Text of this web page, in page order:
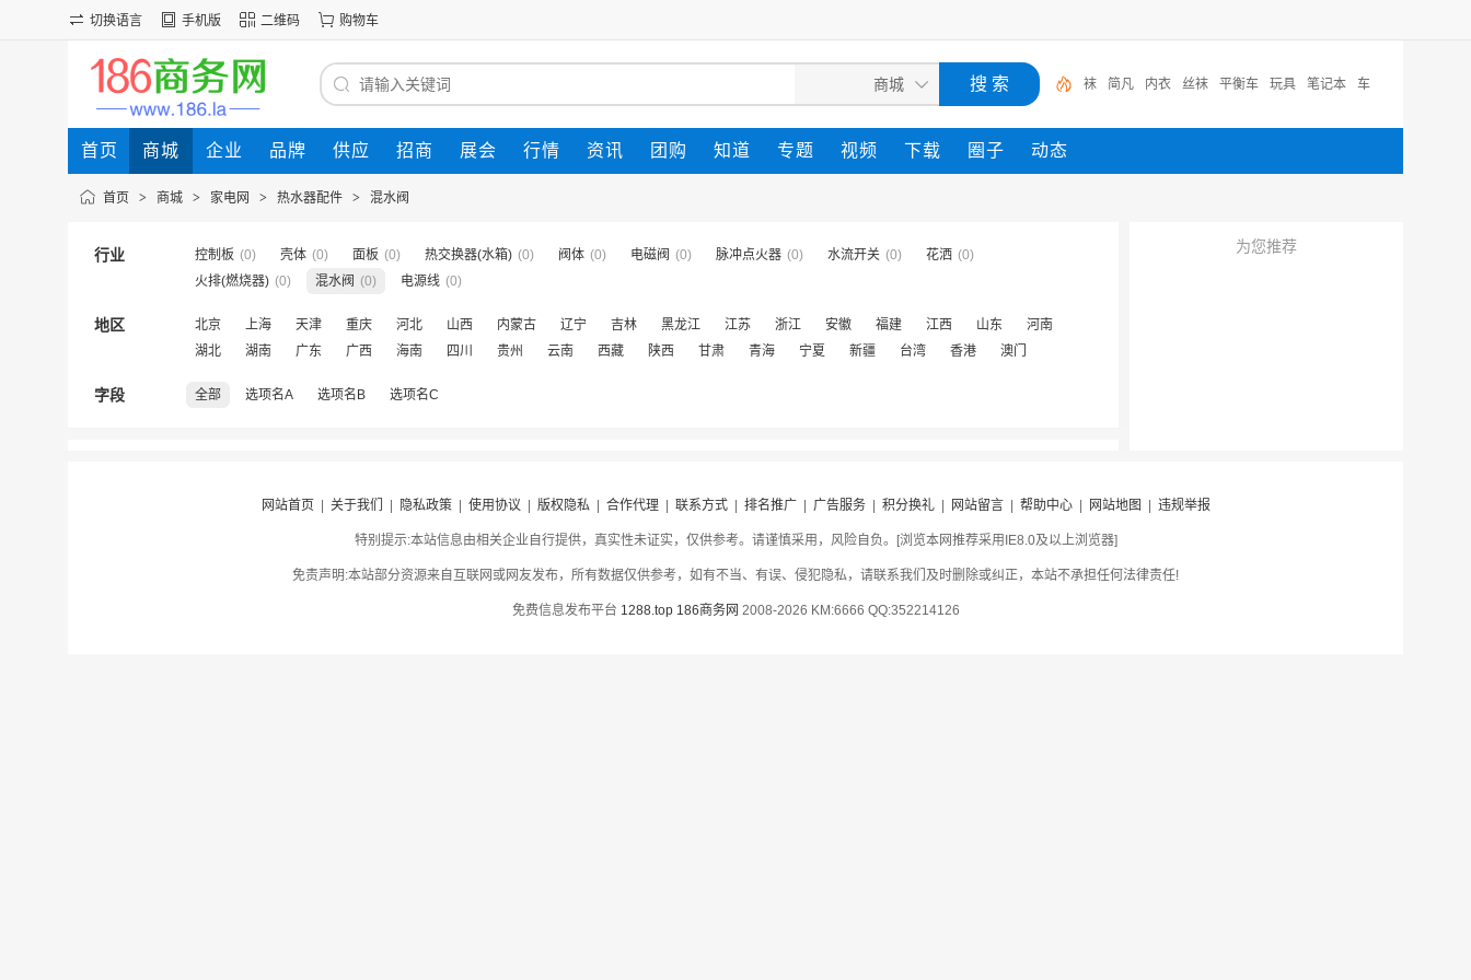
切换语言 手机版 二维码 购物车
袜 简凡 内衣 丝袜 平衡车 玩具 笔记本 车
首页 商城 企业 品牌 供应 招商 展会 行情 资讯 团购 知道 专题 视频 下载 圈子 动态
首页 > 商城 > 家电网 > 热水器配件 > 混水阀
行业 控制板 (0) 壳体 (0) 面板 (0) 热交换器(水箱) (0) 阀体 (0) 电磁阀 (0) 脉冲点火器 (0) 水流开关 (0) 花洒 (0)
火排(燃烧器) (0) 混水阀 (0) 电源线 (0)
地区 北京 上海 天津 重庆 河北 山西 内蒙古 辽宁 吉林 黑龙江 江苏 浙江 安徽 福建 江西 山东
河南
湖北
湖南 广东 广西 海南 四川 贵州 云南 西藏 陕西 甘肃 青海 宁夏 新疆 台湾 香港 澳门
字段 全部 选项名A 选项名B 选项名C
为您推荐
网站首页 关于我们 隐私政策| 使用协议 版权隐私| 合作代理| 联系方式| 排名推广| 广告服务| 积分换礼| 网站留言| 帮助中心| 网站地图 违规举报
特别提示:本站信息由相关企业自行提供，真实性未证实，仅供参考。请谨慎采用，风险自负。[浏览本网推荐采用IE8.0及以上浏览器]
免责声明:本站部分资源来自互联网或网友发布，所有数据仅供参考，如有不当、有误、侵犯隐私，请联系我们及时删除或纠正，本站不承担任何法律责任!
免费信息发布平台 1288.top 186商务网 2008-2026 KM:6666 QQ:352214126